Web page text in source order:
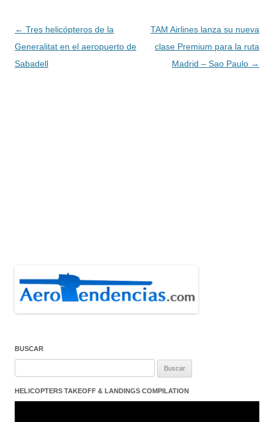
Navegación
de
entradas
← Tres helicópteros de la
Generalitat en el aeropuerto de
Sabadell
TAM Airlines lanza su nueva
clase Premium para la ruta
Madrid – Sao Paulo →
BUSCAR
HELICOPTERS TAKEOFF & LANDINGS COMPILATION